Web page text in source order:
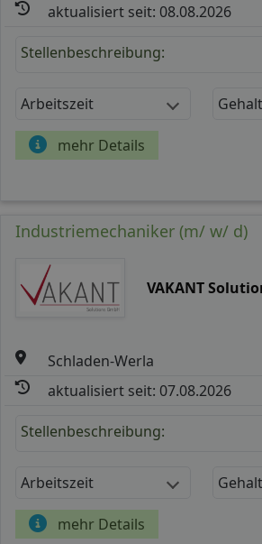
aktualisiert seit: 08.08.2026
Stellenbeschreibung:
Arbeitszeit Gehalt
mehr Details
Industriemechaniker (m/ w/ d)
VAKANT
Schladen-Werla
aktualisiert seit: 07.08.2026
Stellenbeschreibung:
Arbeitszeit Gehalt
mehr Details